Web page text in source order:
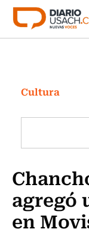
Click acá para ir
Investigación
Cultura
Programas
Cultura
agregó
en